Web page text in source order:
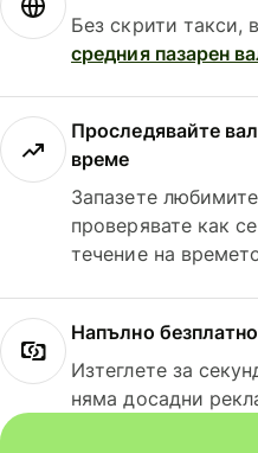
Без скрити такси,
средния пазарен
Проследявайте
време
Запазете
проверявате как
течение на
Напълно
Изтеглете за
няма досадни